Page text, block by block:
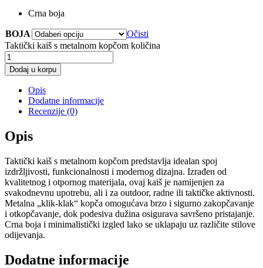
Crna boja
BOJA
Očisti
Taktički kaiš s metalnom kopčom količina
Dodaj u korpu
Opis
Dodatne informacije
Recenzije (0)
Opis
Taktički kaiš s metalnom kopčom predstavlja idealan spoj
izdržljivosti, funkcionalnosti i modernog dizajna. Izrađen od
kvalitetnog i otpornog materijala, ovaj kaiš je namijenjen za
svakodnevnu upotrebu, ali i za outdoor, radne ili taktičke aktivnosti.
Metalna „klik-klak“ kopča omogućava brzo i sigurno zakopčavanje
i otkopčavanje, dok podesiva dužina osigurava savršeno pristajanje.
Crna boja i minimalistički izgled lako se uklapaju uz različite stilove
odijevanja.
Dodatne informacije